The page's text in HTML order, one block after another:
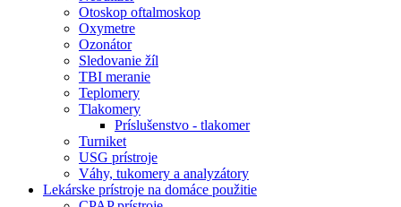
Otoskop oftalmoskop
Oxymetre
Ozonátor
Sledovanie žíl
TBI meranie
Teplomery
Tlakomery
Príslušenstvo - tlakomer
Turniket
USG prístroje
Váhy, tukomery a analyzátory
Lekárske prístroje na domáce použitie